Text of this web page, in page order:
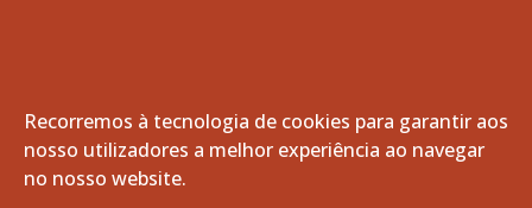
© 2026 Freguesia de Vila de Frades. Todos os direitos
reservados.
Recorremos à tecnologia de cookies para garantir aos
nosso utilizadores a melhor experiência ao navegar
no nosso website.